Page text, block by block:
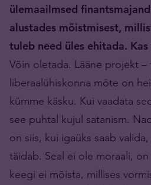
ülemaailmsed
alustades mõistmisest,
tuleb need üles ehitada.
Võin oletada. Lääne projekt –
liberaalühiskonna mõte on
kümme käsku. Kui vaadata
see puhtal kujul satanism.
on siis, kui igaüks saab
täidab. Seal ei ole moraali,
keegi ei mõista, millises